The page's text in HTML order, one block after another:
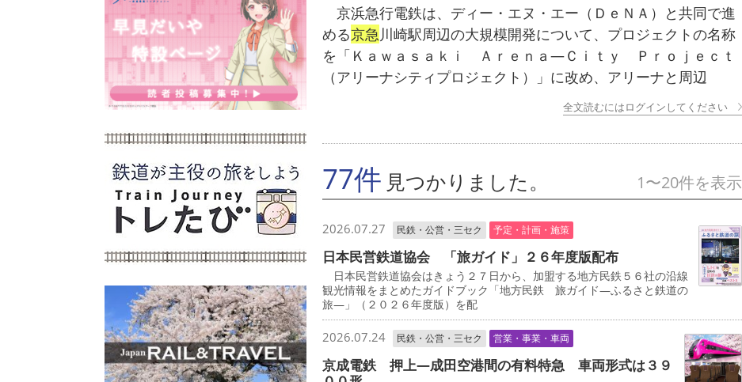
京浜急行電鉄は、ディー・エヌ・エー（ＤｅＮＡ）と共同で進
める京急川崎駅周辺の大規模開発について、プロジェクトの名称
を「Ｋａｗａｓａｋｉ Ａｒｅｎａ―Ｃｉｔｙ Ｐｒｏｊｅｃｔ
（アリーナシティプロジェクト）」に改め、アリーナと周辺
全文読むにはログインしてください
77件 見つかりました。 1〜20件を表示
2026.07.27 民鉄・公営・三セク 予定・計画・施策
日本民営鉄道協会 「旅ガイド」２６年度版配布
日本民営鉄道協会はきょう２７日から、加盟する地方民鉄５６社の沿線
観光情報をまとめたガイドブック「地方民鉄 旅ガイド―ふるさと鉄道の
旅―」（２０２６年度版）を配
2026.07.24 民鉄・公営・三セク 営業・事業・車両
京成電鉄 押上―成田空港間の有料特急 車両形式は３９